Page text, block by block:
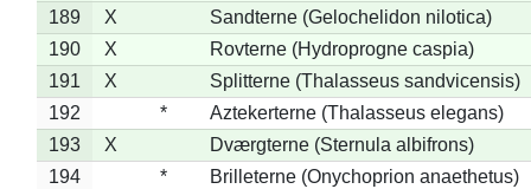
189
X
Sandterne (Gelochelidon nilotica)
190
X
Rovterne (Hydroprogne caspia)
191
X
Splitterne (Thalasseus sandvicensis)
192
*
Aztekerterne (Thalasseus elegans)
193
X
Dværgterne (Sternula albifrons)
194
*
Brilleterne (Onychoprion anaethetus)